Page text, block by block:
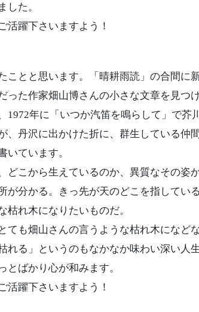
した。
躍下さいますよう！
とと思います。「晴耕雨読」の合間に
った作家畑山博さんの小さな文章を見つ
1972年に「いつか汽笛を鳴らして」で芥
、丹沢に出かけた折に、群生している仲
いています。
こから生えているのか、異質なその姿
が分かる。きっ先が天のどこを指してい
れ木になりたいものだ。
も畑山さんの言うような枯れ木になど
れる」というのもなかなか味わい深い人
とばかり心が和みます。
躍下さいますよう！